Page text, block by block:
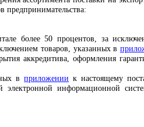
предпринимательства:
более 50 процентов, за
товаров, указанных в
аккредитива, оформления
вприложении к настоящему
электронной информационной